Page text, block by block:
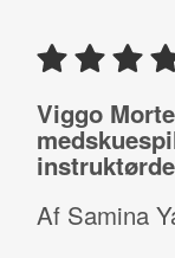
Viggo
Af Samina